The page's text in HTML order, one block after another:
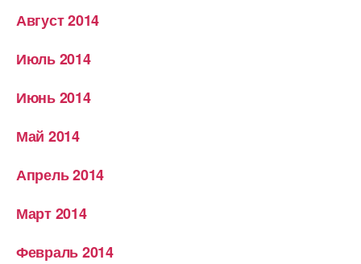
Август 2014
Июль 2014
Июнь 2014
Май 2014
Апрель 2014
Март 2014
Февраль 2014